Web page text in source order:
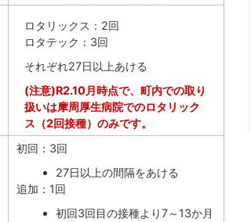
ロタリックス：2回
ロタテック：3回
それぞれ27日以上あける
(注意)R2.10月時点で、町内での取り
扱いは摩周厚生病院でのロタリック
ス（2回接種）のみです。
初回：3回
27日以上の間隔をあける
追加：1回
初回3回目の接種より7～13か月